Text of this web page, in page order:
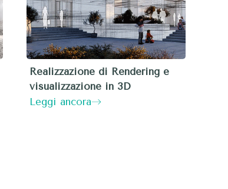
Realizzazione di Rendering e
visualizzazione in 3D
Leggi ancora